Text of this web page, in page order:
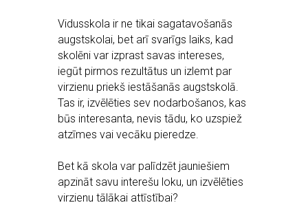
Vidusskola ir ne tikai sagatavošanās
augstskolai, bet arī svarīgs laiks, kad
skolēni var izprast savas intereses,
iegūt pirmos rezultātus un izlemt par
virzienu priekš iestāšanās augstskolā.
Tas ir, izvēlēties sev nodarbošanos, kas
būs interesanta, nevis tādu, ko uzspiež
atzīmes vai vecāku pieredze.
Bet kā skola var palīdzēt jauniešiem
apzināt savu interešu loku, un izvēlēties
virzienu tālākai attīstībai?